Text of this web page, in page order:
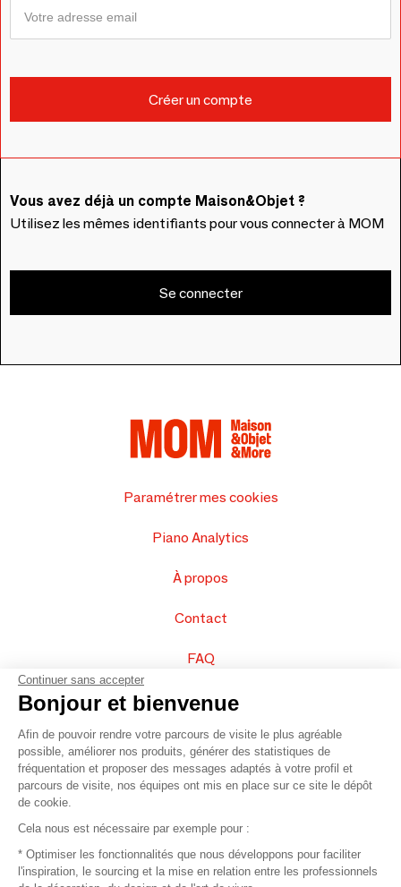
Vous avez déjà un compte Maison&Objet ?
Utilisez les mêmes identifiants pour vous connecter à MOM
Se connecter
Paramétrer mes cookies
Piano Analytics
À propos
Contact
FAQ
Vendez vos produits
Plan du site
© 2016 –Organisation SAFI
Recrutement
Continuer sans accepter
Bonjour et bienvenue
Afin de pouvoir rendre votre parcours de visite le plus agréable
possible, améliorer nos produits, générer des statistiques de
fréquentation et proposer des messages adaptés à votre profil et
parcours de visite, nos équipes ont mis en place sur ce site le dépôt
de cookie.
Cela nous est nécessaire par exemple pour :
* Optimiser les fonctionnalités que nous développons pour faciliter
l'inspiration, le sourcing et la mise en relation entre les professionnels